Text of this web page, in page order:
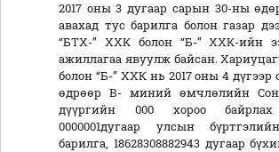
2017 оны 3 дугаар сарын 30-ны
авахад тус барилга болон газар
“БТХ-” ХХК болон “Б-” ХХК-ийн
ажиллагаа явуулж байсан.
болон “Б-” ХХК нь 2017 оны 4
өдрөөр В- миний өмчлөлийн
дүүргийн 000 хороо
0000001дугаар улсын
барилга, 18628308882943 дугаар